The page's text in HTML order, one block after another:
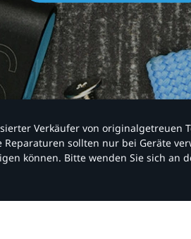
Verkäufer von originalgetreuen
sollten nur bei Geräte
können. Bitte wenden Sie sich an